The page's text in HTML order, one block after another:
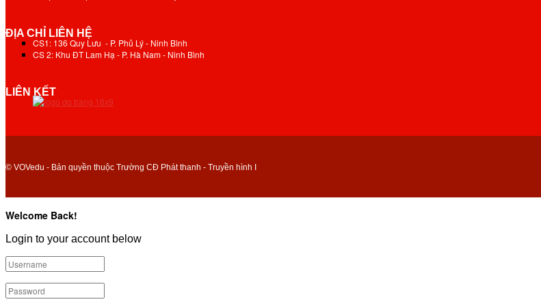
ĐỊA CHỈ LIÊN HỆ
CS1: 136 Quy Lưu - P. Phủ Lý - Ninh Bình
CS 2: Khu ĐT Lam Hạ - P. Hà Nam - Ninh Bình
LIÊN KẾT
© VOVedu - Bản quyền thuộc Trường CĐ Phát thanh - Truyền hình I
Welcome Back!
Login to your account below